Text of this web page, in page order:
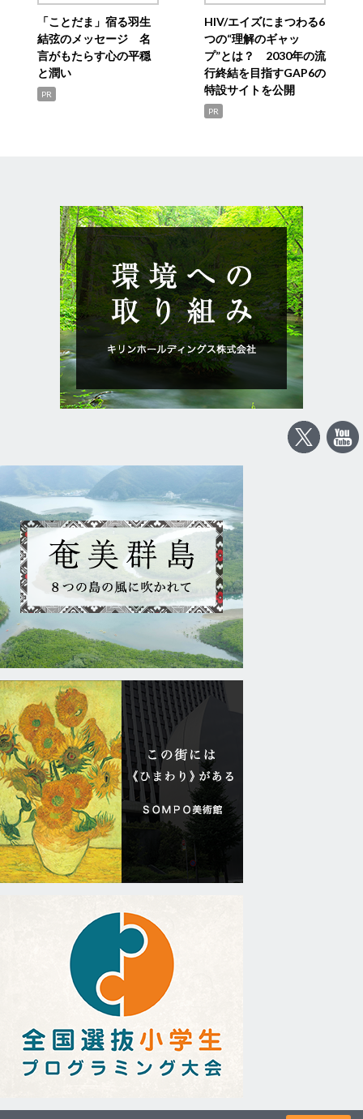
「ことだま」宿る羽生
結弦のメッセージ 名
言がもたらす心の平穏
と潤い
PR
HIV/エイズにまつわる6
つの“理解のギャッ
プ”とは？ 2030年の流
行終結を目指すGAP6の
特設サイトを公開
PR